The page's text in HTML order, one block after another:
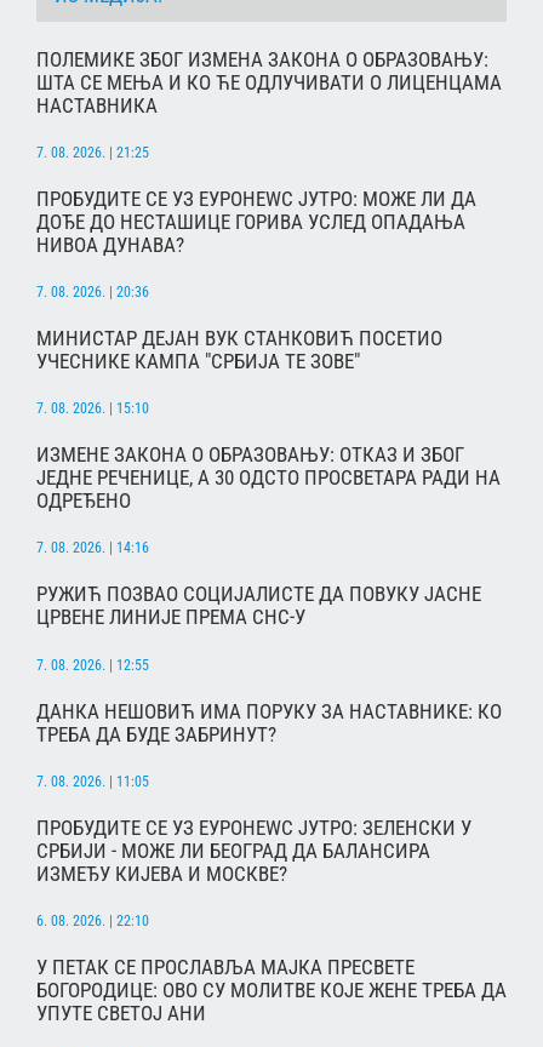
ПОЛЕМИКЕ ЗБОГ ИЗМЕНА ЗАКОНА О ОБРАЗОВАЊУ:
ШТА СЕ МЕЊА И КО ЋЕ ОДЛУЧИВАТИ О ЛИЦЕНЦАМА
НАСТАВНИКА
7. 08. 2026. | 21:25
ПРОБУДИТЕ СЕ УЗ ЕУРОНЕWС ЈУТРО: МОЖЕ ЛИ ДА
ДОЂЕ ДО НЕСТАШИЦЕ ГОРИВА УСЛЕД ОПАДАЊА
НИВОА ДУНАВА?
7. 08. 2026. | 20:36
МИНИСТАР ДЕЈАН ВУК СТАНКОВИЋ ПОСЕТИО
УЧЕСНИКЕ КАМПА "СРБИЈА ТЕ ЗОВЕ"
7. 08. 2026. | 15:10
ИЗМЕНЕ ЗАКОНА О ОБРАЗОВАЊУ: ОТКАЗ И ЗБОГ
ЈЕДНЕ РЕЧЕНИЦЕ, А 30 ОДСТО ПРОСВЕТАРА РАДИ НА
ОДРЕЂЕНО
7. 08. 2026. | 14:16
РУЖИЋ ПОЗВАО СОЦИЈАЛИСТЕ ДА ПОВУКУ ЈАСНЕ
ЦРВЕНЕ ЛИНИЈЕ ПРЕМА СНС-У
7. 08. 2026. | 12:55
ДАНКА НЕШОВИЋ ИМА ПОРУКУ ЗА НАСТАВНИКЕ: КО
ТРЕБА ДА БУДЕ ЗАБРИНУТ?
7. 08. 2026. | 11:05
ПРОБУДИТЕ СЕ УЗ ЕУРОНЕWС ЈУТРО: ЗЕЛЕНСКИ У
СРБИЈИ - МОЖЕ ЛИ БЕОГРАД ДА БАЛАНСИРА
ИЗМЕЂУ КИЈЕВА И МОСКВЕ?
6. 08. 2026. | 22:10
У ПЕТАК СЕ ПРОСЛАВЉА МАЈКА ПРЕСВЕТЕ
БОГОРОДИЦЕ: ОВО СУ МОЛИТВЕ КОЈЕ ЖЕНЕ ТРЕБА ДА
УПУТЕ СВЕТОЈ АНИ